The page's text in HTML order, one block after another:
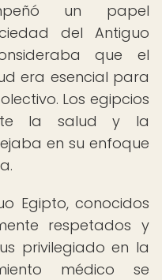
un papel
del Antiguo
que el
era esencial para
Los egipcios
la salud y la
en su enfoque
Egipto, conocidos
respetados y
privilegiado en la
médico se